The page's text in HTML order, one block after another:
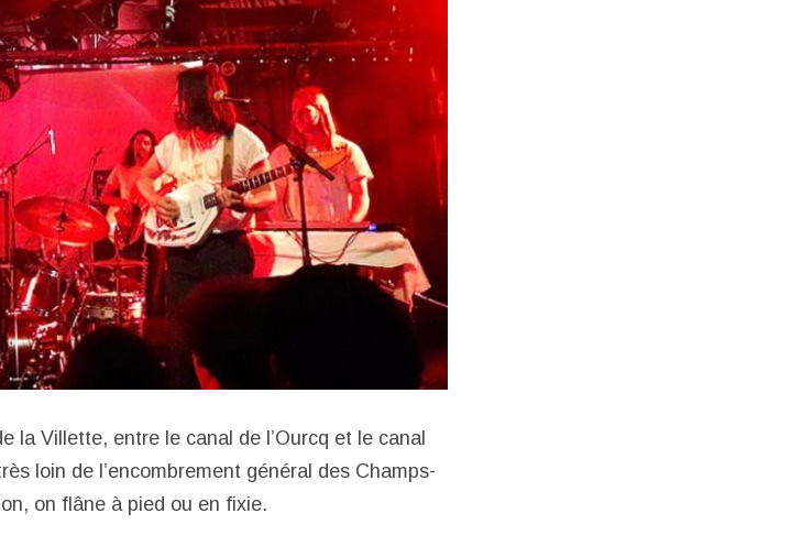
la Villette, entre le canal de l’Ourcq et le canal
loin de l’encombrement général des Champs-
on flâne à pied ou en fixie.